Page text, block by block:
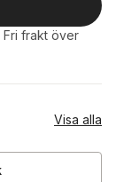
Fri frakt över
Visa alla